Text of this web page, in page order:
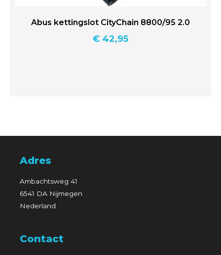
Abus kettingslot CityChain 8800/95 2.0
€ 42,95
Adres
Ambachtsweg 41
6541 DA Nijmegen
Nederland
Contact